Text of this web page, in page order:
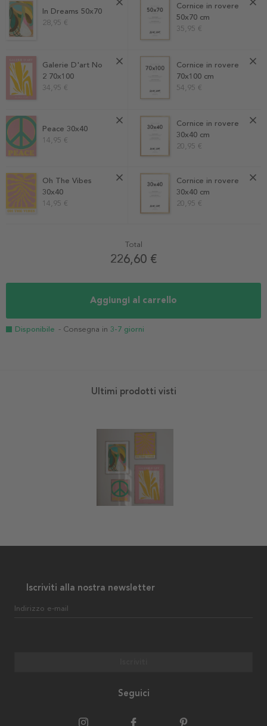
In Dreams 50x70
28,95 €
Cornice in rovere
50x70 cm
35,95 €
Galerie D'art No
2 70x100
34,95 €
Cornice in rovere
70x100 cm
54,95 €
Peace 30x40
14,95 €
Cornice in rovere
30x40 cm
20,95 €
Oh The Vibes
30x40
14,95 €
Cornice in rovere
30x40 cm
20,95 €
Total
226,60 €
Aggiungi al carrello
Disponibile - Consegna in 3-7 giorni
Ultimi prodotti visti
Iscriviti alla nostra newsletter
Indirizzo e-mail
Seguici